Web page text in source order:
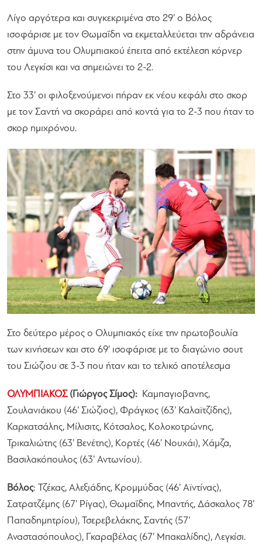
Λίγο αργότερα και συγκεκριμένα στο 29’ ο Βόλος
ισοφάρισε με τον Θωμαΐδη να εκμεταλλεύεται την αδράνεια
στην άμυνα του Ολυμπιακού έπειτα από εκτέλεση κόρνερ
του Λεγκίσι και να σημειώνει το 2-2.
Στο 33’ οι φιλοξενούμενοι πήραν εκ νέου κεφάλι στο σκορ
με τον Σαντή να σκοράρει από κοντά για το 2-3 που ήταν το
σκορ ημιχρόνου.
Στο δεύτερο μέρος ο Ολυμπιακός είχε την πρωτοβουλία
των κινήσεων και στο 69’ ισοφάρισε με το διαγώνιο σουτ
του Σιώζιου σε 3-3 που ήταν και το τελικό αποτέλεσμα
ΟΛΥΜΠΙΑΚΟΣ(Γιώργος Σίμος): Καμπαγιοβανης,
Σουλανιάκου (46’ Σιώζιος), Φράγκος (63’ Καλαϊτζίδης),
Καρκατσάλης, Μίλισιτς, Κότσαλος, Κολοκοτρώνης,
Τρικαλιώτης (63’ Βενέτης), Κορτές (46’ Νουχάι), Χάμζα,
Βασιλακόπουλος (63’ Αντωνίου).
Βόλος: Τζέκας, Αλεξιάδης, Κρομμύδας (46’ Αϊντίνας),
Σατρατζέμης (67’ Ρίγας), Θωμαΐδης, Μπαντής, Δάσκαλος 78’
Παπαδημητρίου), Τσερεβελάκης, Σαντής (57’
Αναστασόπουλος), Γκαραβέλας (67’ Μπακαλίδης), Λεγκίσι.